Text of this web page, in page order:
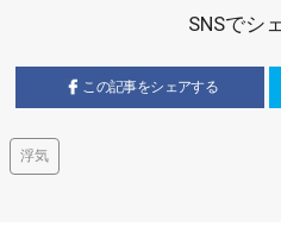
SNSでシ
この記事をシェアする
浮気